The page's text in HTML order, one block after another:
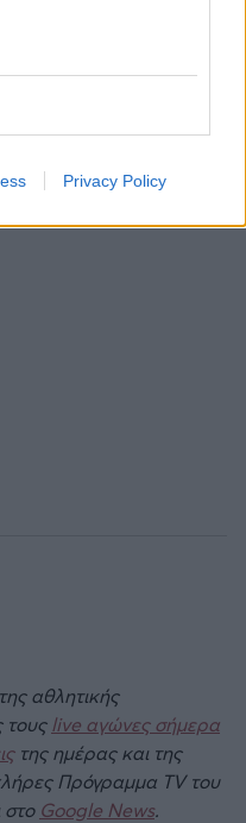
Privacy Policy
της αθλητικής
τους live αγώνες σήμερα
της ημέρας και της
Πρόγραμμα TV του
Google News.